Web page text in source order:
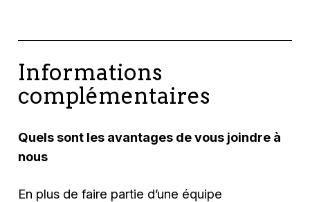
Informations
complémentaires
Quels sont les avantages de vous joindre à
nous
En plus de faire partie d’une équipe